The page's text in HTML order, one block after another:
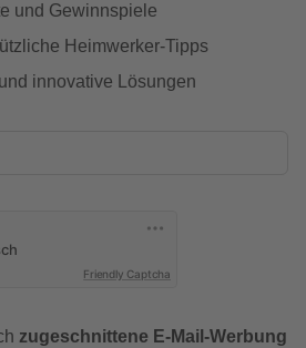
und Gewinnspiele
Heimwerker-Tipps
innovative Lösungen
Friendly Captcha
zugeschnittene E-Mail-Werbung